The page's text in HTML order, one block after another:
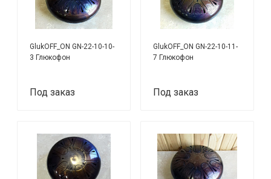
GlukOFF_ON GN-22-10-10-
3 Глюкофон
Под заказ
GlukOFF_ON GN-22-10-11-
7 Глюкофон
Под заказ